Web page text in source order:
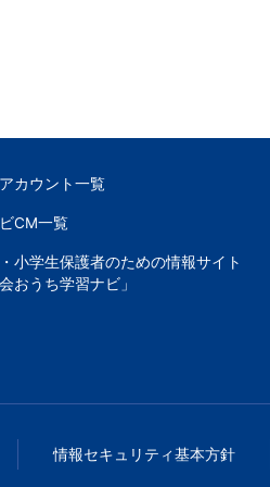
カウント一覧
CM一覧
小学生保護者のための情報サイト
会おうち学習ナビ」
情報セキュリティ基本方針